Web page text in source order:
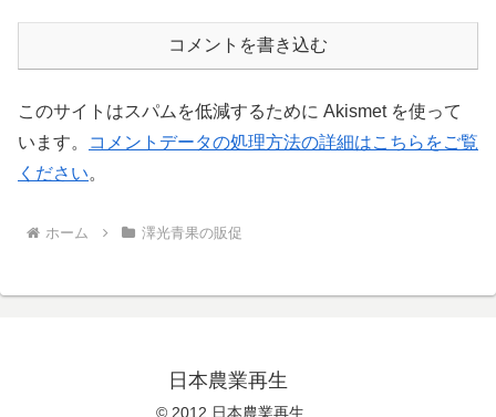
コメントを書き込む
このサイトはスパムを低減するために Akismet を使って
います。
コメントデータの処理方法の詳細はこちらをご覧
ください。
ホーム 澤光青果の販促
日本農業再生
© 2012 日本農業再生 .